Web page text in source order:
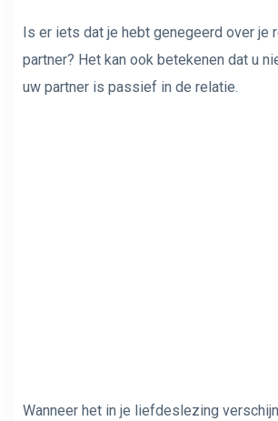
Is er iets dat je hebt genegeerd over je
partner? Het kan ook betekenen dat u
uw partner is passief in de relatie.
Wanneer het in je liefdeslezing